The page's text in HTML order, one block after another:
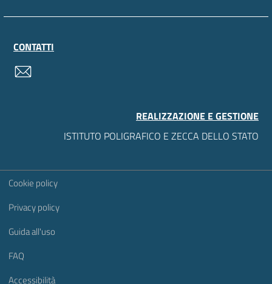
CONTATTI
REALIZZAZIONE E GESTIONE
ISTITUTO POLIGRAFICO E ZECCA DELLO STATO
Sezione Link Utili
Cookie policy
Privacy policy
Guida all'uso
FAQ
Accessibilità